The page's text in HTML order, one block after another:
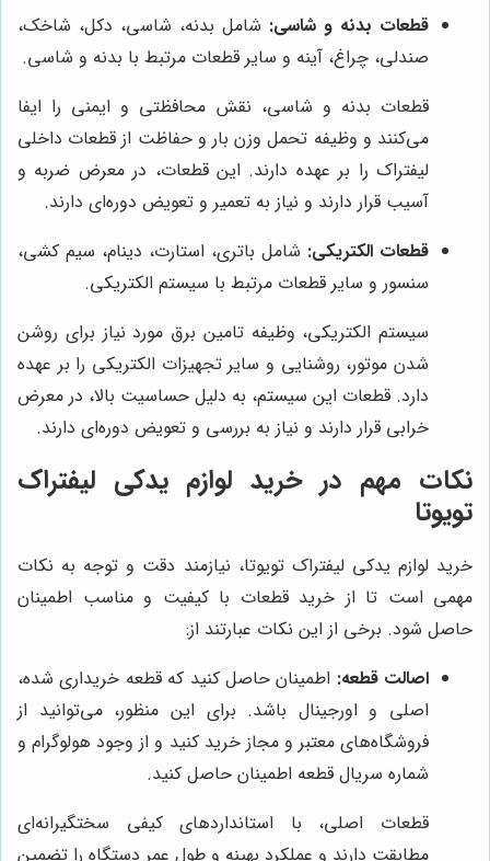
قطعات بدنه و شاسی: شامل بدنه، شاسی، دکل، شاخک،
صندلی، چراغ، آینه و سایر قطعات مرتبط با بدنه و شاسی.
قطعات بدنه و شاسی، نقش محافظتی و ایمنی را ایفا
می‌کنند و وظیفه تحمل وزن بار و حفاظت از قطعات داخلی
لیفتراک را بر عهده دارند. این قطعات، در معرض ضربه و
آسیب قرار دارند و نیاز به تعمیر و تعویض دوره‌ای دارند.
قطعات الکتریکی: شامل باتری، استارت، دینام، سیم کشی،
سنسور و سایر قطعات مرتبط با سیستم الکتریکی.
سیستم الکتریکی، وظیفه تامین برق مورد نیاز برای روشن
شدن موتور، روشنایی و سایر تجهیزات الکتریکی را بر عهده
دارد. قطعات این سیستم، به دلیل حساسیت بالا، در معرض
خرابی قرار دارند و نیاز به بررسی و تعویض دوره‌ای دارند.
نکات مهم در خرید لوازم یدکی لیفتراک
تویوتا
خرید لوازم یدکی لیفتراک تویوتا، نیازمند دقت و توجه به نکات
مهمی است تا از خرید قطعات با کیفیت و مناسب اطمینان
حاصل شود. برخی از این نکات عبارتند از:
اصالت قطعه: اطمینان حاصل کنید که قطعه خریداری شده،
اصلی و اورجینال باشد. برای این منظور، می‌توانید از
فروشگاه‌های معتبر و مجاز خرید کنید و از وجود هولوگرام و
شماره سریال قطعه اطمینان حاصل کنید.
قطعات اصلی، با استانداردهای کیفی سختگیرانه‌ای
مطابقت دارند و عملکرد بهینه و طول عمر دستگاه را تضمین